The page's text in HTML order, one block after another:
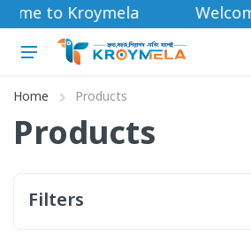
to Kroymela
Home Products
Products
Filters